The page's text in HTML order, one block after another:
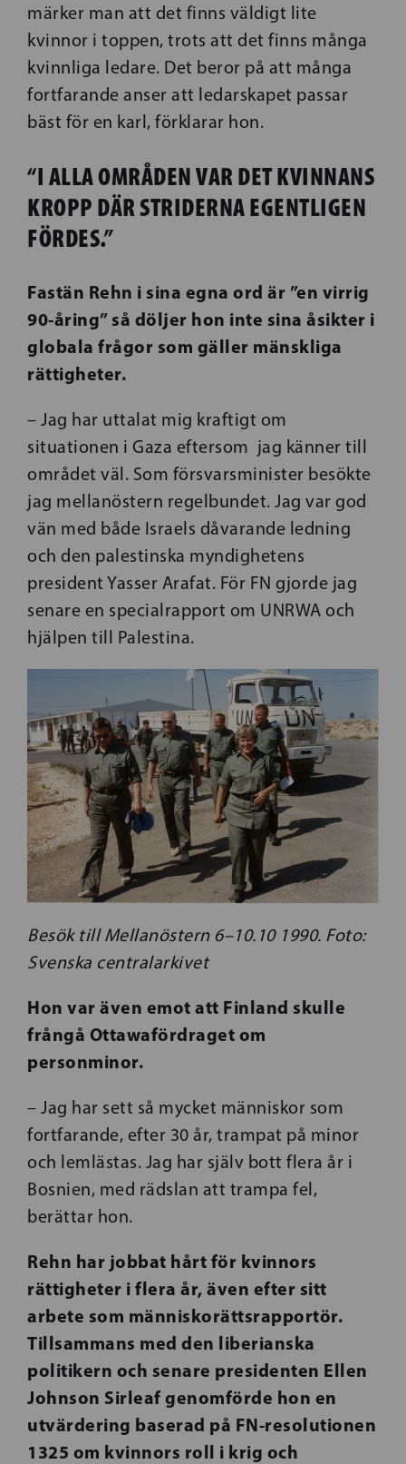
märker man att det finns väldigt lite
kvinnor i toppen, trots att det finns många
kvinnliga ledare. Det beror på att många
fortfarande anser att ledarskapet passar
bäst för en karl, förklarar hon.
“I ALLA OMRÅDEN VAR DET KVINNANS
KROPP DÄR STRIDERNA EGENTLIGEN
FÖRDES.”
Fastän Rehn i sina egna ord är ”en virrig
90-åring” så döljer hon inte sina åsikter i
globala frågor som gäller mänskliga
rättigheter.
– Jag har uttalat mig kraftigt om
situationen i Gaza eftersom jag känner till
området väl. Som försvarsminister besökte
jag mellanöstern regelbundet. Jag var god
vän med både Israels dåvarande ledning
och den palestinska myndighetens
president Yasser Arafat. För FN gjorde jag
senare en specialrapport om UNRWA och
hjälpen till Palestina.
Besök till Mellanöstern 6–10.10 1990. Foto:
Svenska centralarkivet
Hon var även emot att Finland skulle
frångå Ottawafördraget om
personminor.
– Jag har sett så mycket människor som
fortfarande, efter 30 år, trampat på minor
och lemlästas. Jag har själv bott flera år i
Bosnien, med rädslan att trampa fel,
berättar hon.
Rehn har jobbat hårt för kvinnors
rättigheter i flera år, även efter sitt
arbete som människorättsrapportör.
Tillsammans med den liberianska
politikern och senare presidenten Ellen
Johnson Sirleaf genomförde hon en
utvärdering baserad på FN-resolutionen
1325 om kvinnors roll i krig och